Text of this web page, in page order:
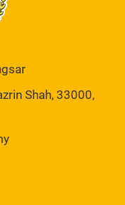
Shah, 33000,